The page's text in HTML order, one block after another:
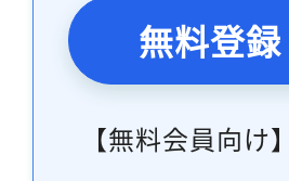
無料登
【無料会員向